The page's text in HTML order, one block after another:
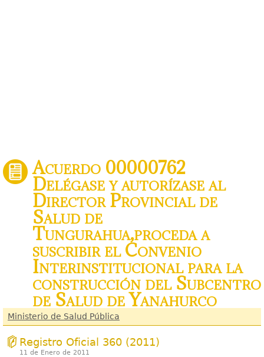
Acuerdo 00000762
Delégase y autorízase al
Director Provincial de
Salud de
Tungurahua,proceda a
suscribir el Convenio
Interinstitucional para la
construcción del Subcentro
de Salud de Yanahurco
Ministerio de Salud Pública
Registro Oficial 360 (2011)
11 de Enero de 2011